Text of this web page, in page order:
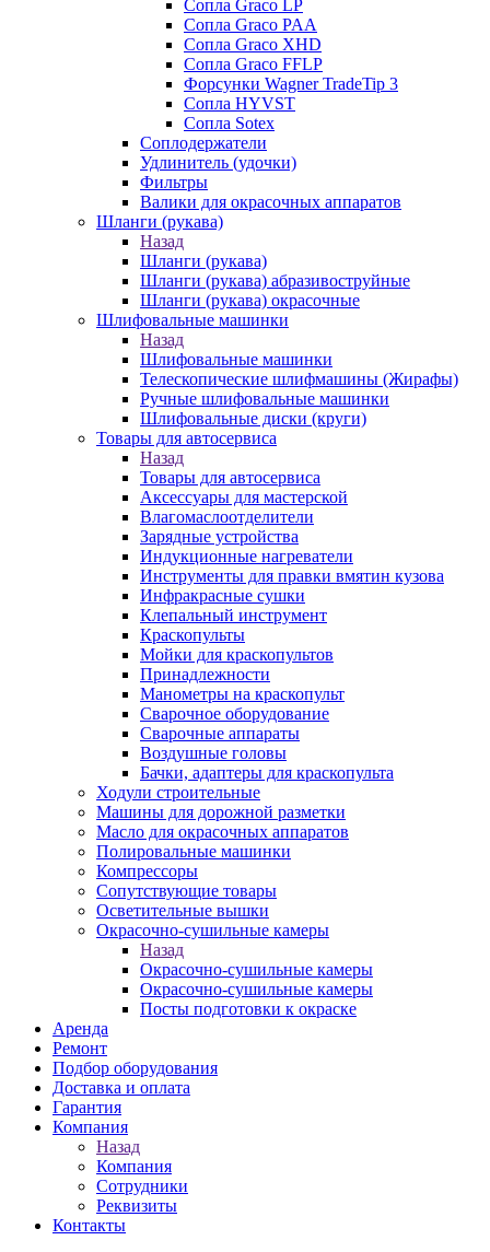
Сопла Graco LP
Сопла Graco PAA
Сопла Graco XHD
Сопла Graco FFLP
Форсунки Wagner TradeTip 3
Сопла HYVST
Сопла Sotex
Соплодержатели
Удлинитель (удочки)
Фильтры
Валики для окрасочных аппаратов
Шланги (рукава)
Назад
Шланги (рукава)
Шланги (рукава) абразивоструйные
Шланги (рукава) окрасочные
Шлифовальные машинки
Назад
Шлифовальные машинки
Телескопические шлифмашины (Жирафы)
Ручные шлифовальные машинки
Шлифовальные диски (круги)
Товары для автосервиса
Назад
Товары для автосервиса
Аксессуары для мастерской
Влагомаслоотделители
Зарядные устройства
Индукционные нагреватели
Инструменты для правки вмятин кузова
Инфракрасные сушки
Клепальный инструмент
Краскопульты
Мойки для краскопультов
Принадлежности
Манометры на краскопульт
Сварочное оборудование
Сварочные аппараты
Воздушные головы
Бачки, адаптеры для краскопульта
Ходули строительные
Машины для дорожной разметки
Масло для окрасочных аппаратов
Полировальные машинки
Компрессоры
Сопутствующие товары
Осветительные вышки
Окрасочно-сушильные камеры
Назад
Окрасочно-сушильные камеры
Окрасочно-сушильные камеры
Посты подготовки к окраске
Аренда
Ремонт
Подбор оборудования
Доставка и оплата
Гарантия
Компания
Назад
Компания
Сотрудники
Реквизиты
Контакты